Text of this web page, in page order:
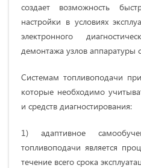
создает возможность
настройки в условиях
электронного
демонтажа узлов аппаратуры
Системам топливоподачи
которые необходимо
и средств диагностирования:
1) адаптивное
топливоподачи является
течение всего срока